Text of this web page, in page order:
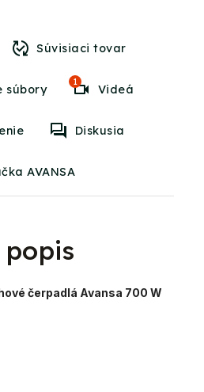
Súvisiaci tovar
súbory
1
Videá
Diskusia
AVANSA
čerpadlá Avansa 700 W